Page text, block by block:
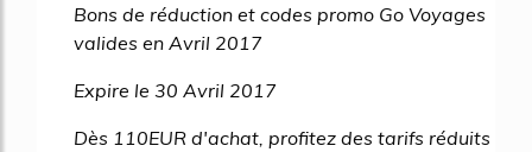
Bons de réduction et codes promo Go Voyages
valides en Avril 2017
Expire le 30 Avril 2017
Dès 110EUR d'achat, profitez des tarifs réduits